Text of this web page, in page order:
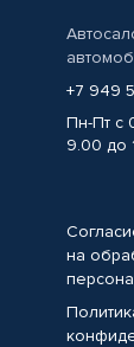
+7 949
Пн-Пт с
9.00 до
на